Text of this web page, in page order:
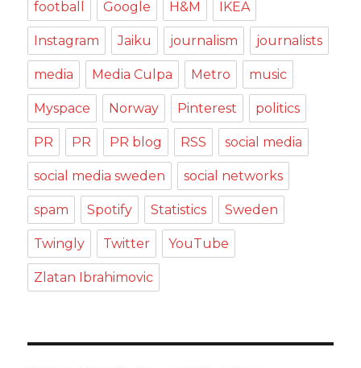
football Google H&M IKEA
Instagram Jaiku journalism journalists
media Media Culpa Metro music
Myspace Norway Pinterest politics
PR PR PR blog RSS social media
social media sweden social networks
spam Spotify Statistics Sweden
Twingly Twitter YouTube
Zlatan Ibrahimovic